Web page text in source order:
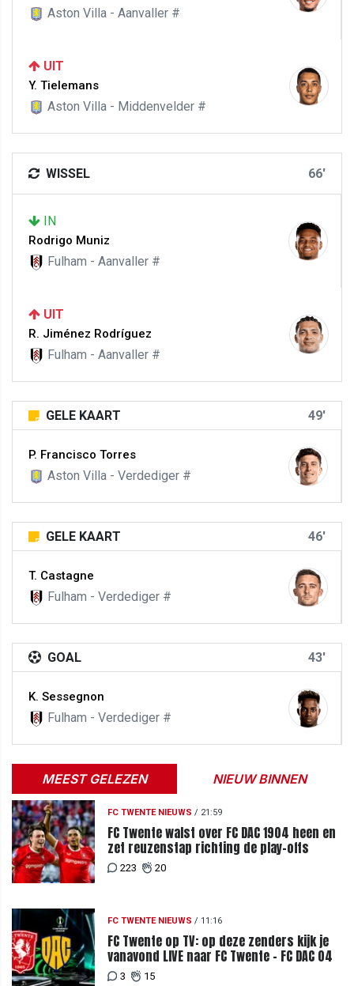
Aston Villa - Aanvaller #
UIT
Y. Tielemans
Aston Villa - Middenvelder #
WISSEL 66'
IN
Rodrigo Muniz
Fulham - Aanvaller #
UIT
R. Jiménez Rodríguez
Fulham - Aanvaller #
GELE KAART 49'
P. Francisco Torres
Aston Villa - Verdediger #
GELE KAART 46'
T. Castagne
Fulham - Verdediger #
GOAL 43'
K. Sessegnon
Fulham - Verdediger #
MEEST GELEZEN NIEUW BINNEN
FC TWENTE NIEUWS / 21:59
FC Twente walst over FC DAC 1904 heen en
zet reuzenstap richting de play-offs
223 20
FC TWENTE NIEUWS / 11:16
FC Twente op TV: op deze zenders kijk je
vanavond LIVE naar FC Twente - FC DAC 04
3 15